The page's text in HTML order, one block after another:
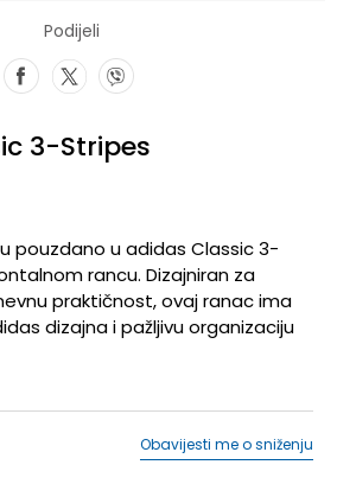
Podijeli
3-Stripes
pouzdano u adidas Classic 3-
rancu. Dizajniran za
praktičnost, ovaj ranac ima
dizajna i pažljivu organizaciju
Obavijesti me o sniženju